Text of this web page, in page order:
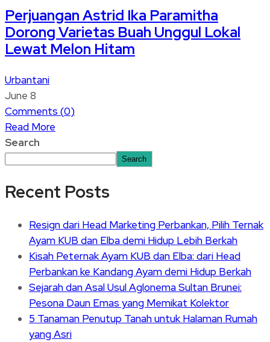
Perjuangan Astrid Ika Paramitha
Dorong Varietas Buah Unggul Lokal
Lewat Melon Hitam
Urbantani
June 8
Comments (0)
Read More
Search
Search
Recent Posts
Resign dari Head Marketing Perbankan, Pilih Ternak
Ayam KUB dan Elba demi Hidup Lebih Berkah
Kisah Peternak Ayam KUB dan Elba: dari Head
Perbankan ke Kandang Ayam demi Hidup Berkah
Sejarah dan Asal Usul Aglonema Sultan Brunei:
Pesona Daun Emas yang Memikat Kolektor
5 Tanaman Penutup Tanah untuk Halaman Rumah
yang Asri